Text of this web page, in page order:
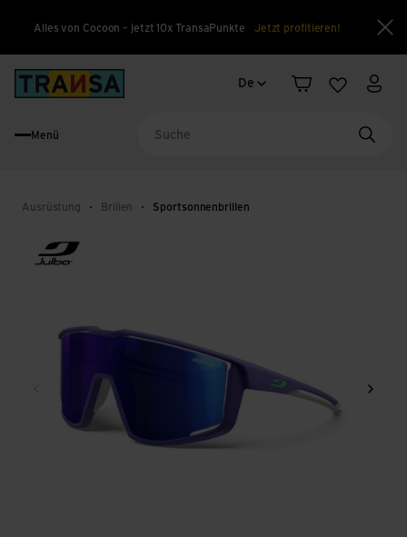
Alles von Cocoon – jetzt 10x TransaPunkte Jetzt profitieren!
Sprachwechsel
De
Warenkorb
Merkliste
Menü
Ausrüstung Brillen Sportsonnenbrillen